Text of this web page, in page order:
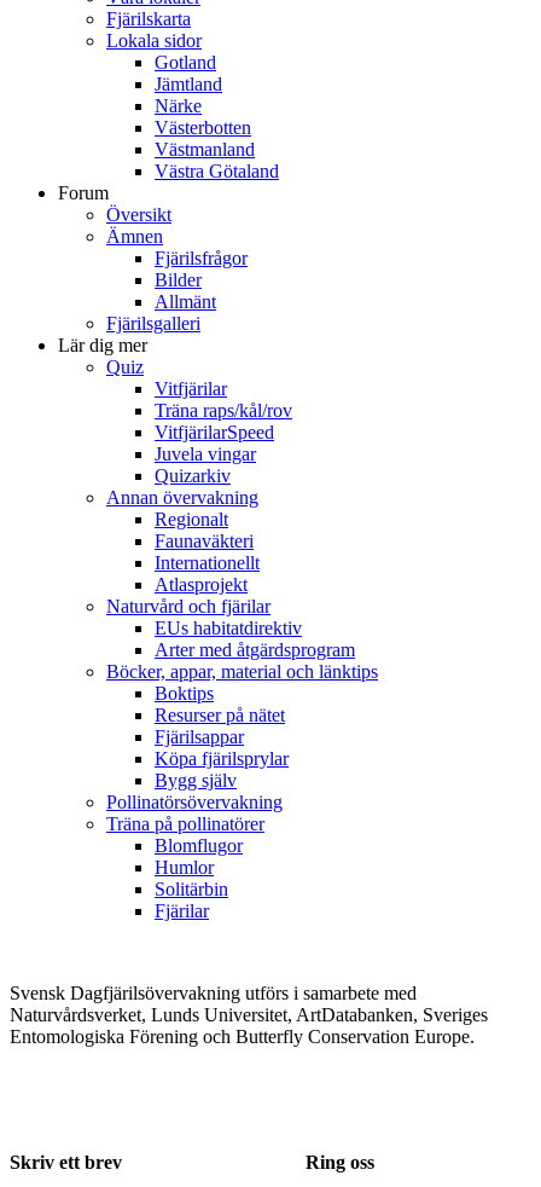
Fjärilskarta
Lokala sidor
Gotland
Jämtland
Närke
Västerbotten
Västmanland
Västra Götaland
Forum
Översikt
Ämnen
Fjärilsfrågor
Bilder
Allmänt
Fjärilsgalleri
Lär dig mer
Quiz
Vitfjärilar
Träna raps/kål/rov
VitfjärilarSpeed
Juvela vingar
Quizarkiv
Annan övervakning
Regionalt
Faunaväkteri
Internationellt
Atlasprojekt
Naturvård och fjärilar
EUs habitatdirektiv
Arter med åtgärdsprogram
Böcker, appar, material och länktips
Boktips
Resurser på nätet
Fjärilsappar
Köpa fjärilsprylar
Bygg själv
Pollinatörsövervakning
Träna på pollinatörer
Blomflugor
Humlor
Solitärbin
Fjärilar
Svensk Dagfjärilsövervakning utförs i samarbete med
Naturvårdsverket, Lunds Universitet, ArtDatabanken, Sveriges
Entomologiska Förening och Butterfly Conservation Europe.
Skriv ett brev Ring oss